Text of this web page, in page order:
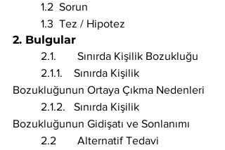
	1.2  Sorun
	1.3  Tez / Hipotez
2. Bulgular
	2.1. 	   Sınırda Kişilik Bozukluğu
Bozukluğunun Ortaya Çıkma Nedenleri
Bozukluğunun Gidişatı ve Sonlanımı